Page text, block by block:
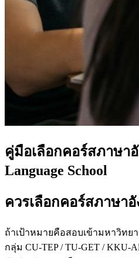
คู่มือเลือกคอร์สภาษา
Language School
ควรเลือกคอร์สภาษา
ถ้าเป้าหมายคือสอบเข้ามหาวิทย
กลุ่ม CU-TEP / TU-GET / KKU-